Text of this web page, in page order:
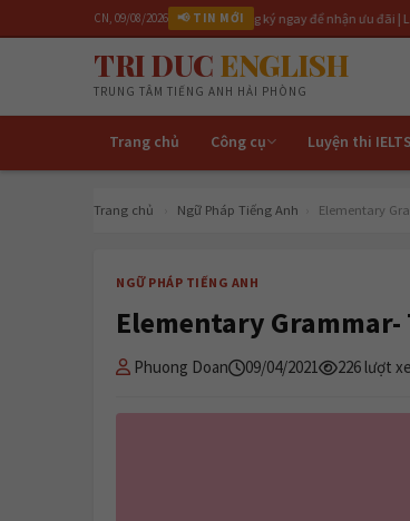
CN, 09/08/2026 📢 TIN MỚI
lớp IELTS 6.5 tháng 4/2026 | Đăng ký ngay để nhận ưu đãi | Luyện thi
TRI DUC ENGLISH
TRUNG TÂM TIẾNG ANH HẢI PHÒNG
Trang chủ Công cụ Luyện thi IELTS
Trang chủ Ngữ Pháp Tiếng Anh Elementary
NGỮ PHÁP TIẾNG ANH
Elementary Grammar-
Phuong Doan 09/04/2021 226 lượt